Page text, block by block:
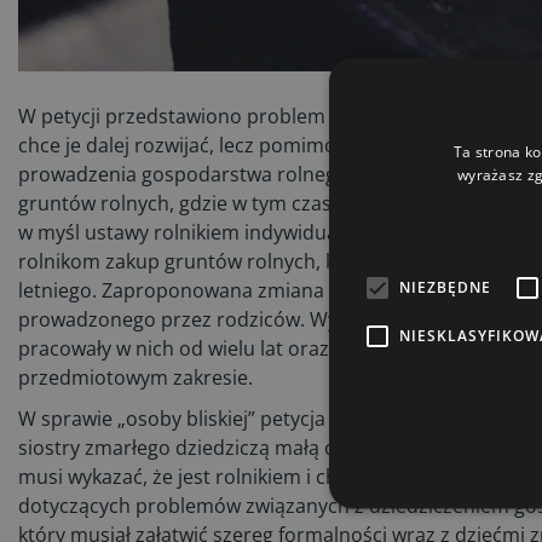
W petycji przedstawiono problem nabywania gruntów
chce je dalej rozwijać, lecz pomimo posiadania już
prowadzenia gospodarstwa rolnego. Wobec tego rolnik
gruntów rolnych, gdzie w tym czasie ten sam grunt
w myśl ustawy rolnikiem indywidualnym, natomiast
rolnikom zakup gruntów rolnych, którzy prowadzą
letniego. Zaproponowana zmiana może ułatwiać takim
prowadzonego przez rodziców. Wydaje się to korzystne
pracowały w nich od wielu lat oraz wykazują chęć
przedmiotowym zakresie.
W sprawie „osoby bliskiej” petycja dotyczy przypadku
siostry zmarłego dziedziczą małą część i chcą się zrzec
musi wykazać, że jest rolnikiem i chce prowadzić
dotyczących problemów związanych z dziedziczeniem
który musiał załatwić szereg formalności wraz z
Ta strona
wyrażasz
NIEZBĘDNE